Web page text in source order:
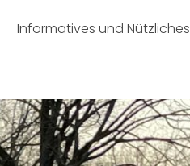
Informatives und Nützliches